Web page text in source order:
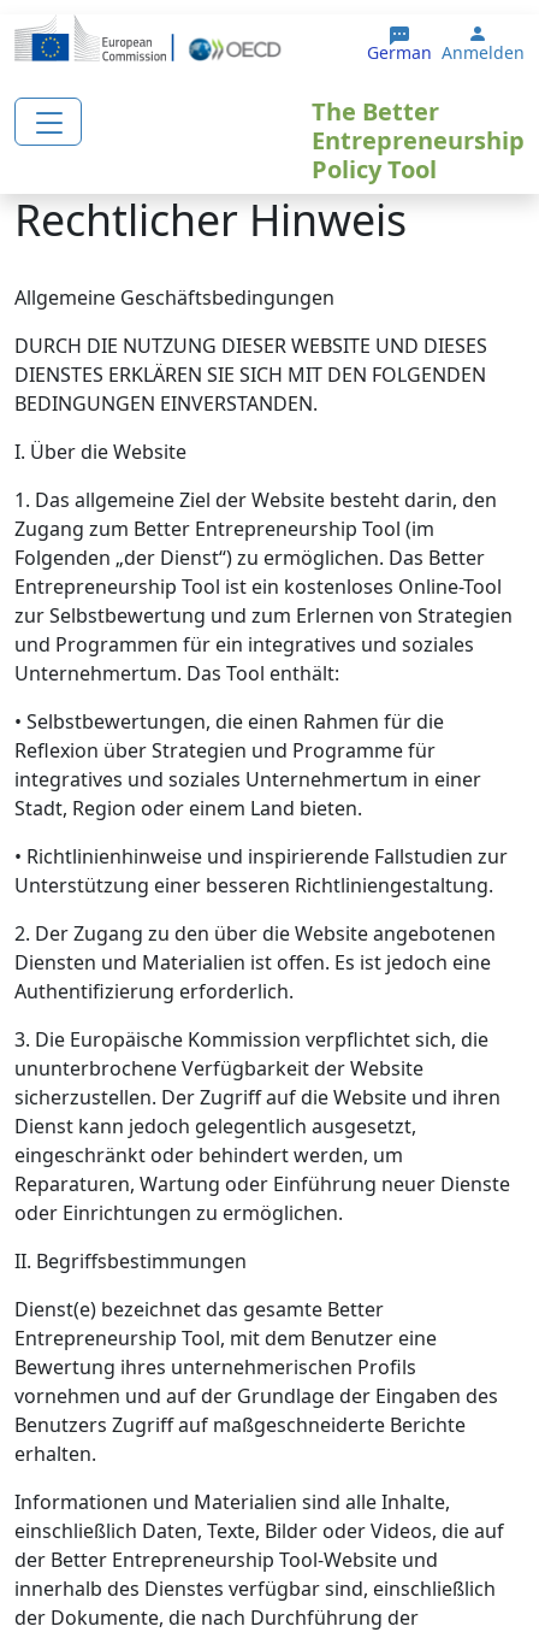
Direkt zum Inhalt
German User
Anmelden
The Better
Entrepreneurship
Policy Tool
Rechtlicher Hinweis
Allgemeine Geschäftsbedingungen
DURCH DIE NUTZUNG DIESER WEBSITE UND DIESES
DIENSTES ERKLÄREN SIE SICH MIT DEN FOLGENDEN
BEDINGUNGEN EINVERSTANDEN.
I. Über die Website
1. Das allgemeine Ziel der Website besteht darin, den
Zugang zum Better Entrepreneurship Tool (im
Folgenden „der Dienst“) zu ermöglichen. Das Better
Entrepreneurship Tool ist ein kostenloses Online-Tool
zur Selbstbewertung und zum Erlernen von Strategien
und Programmen für ein integratives und soziales
Unternehmertum. Das Tool enthält:
• Selbstbewertungen, die einen Rahmen für die
Reflexion über Strategien und Programme für
integratives und soziales Unternehmertum in einer
Stadt, Region oder einem Land bieten.
• Richtlinienhinweise und inspirierende Fallstudien zur
Unterstützung einer besseren Richtliniengestaltung.
2. Der Zugang zu den über die Website angebotenen
Diensten und Materialien ist offen. Es ist jedoch eine
Authentifizierung erforderlich.
3. Die Europäische Kommission verpflichtet sich, die
ununterbrochene Verfügbarkeit der Website
sicherzustellen. Der Zugriff auf die Website und ihren
Dienst kann jedoch gelegentlich ausgesetzt,
eingeschränkt oder behindert werden, um
Reparaturen, Wartung oder Einführung neuer Dienste
oder Einrichtungen zu ermöglichen.
II. Begriffsbestimmungen
Dienst(e) bezeichnet das gesamte Better
Entrepreneurship Tool, mit dem Benutzer eine
Bewertung ihres unternehmerischen Profils
vornehmen und auf der Grundlage der Eingaben des
Benutzers Zugriff auf maßgeschneiderte Berichte
erhalten.
Informationen und Materialien sind alle Inhalte,
einschließlich Daten, Texte, Bilder oder Videos, die auf
der Better Entrepreneurship Tool-Website und
innerhalb des Dienstes verfügbar sind, einschließlich
der Dokumente, die nach Durchführung der